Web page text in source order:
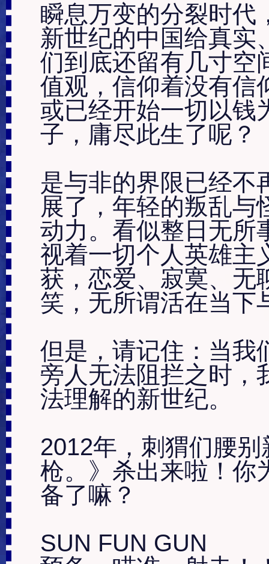
瞬息万变的分裂时代
新世纪的中国给真实
们到底还留有几寸空
值观，信仰着没有信
或已经开始一切以钱
子，庸尽此生了呢？
是与非的界限已经不
展了，年轻的叛乱与
动力。看似整日无所
视着一切个人英雄主
获，恋爱、寂寞、无
笑，无所谓活在当下
但是，请记住：当我
旁人无法阻拦之时，
法理解的新世纪。
2012年，刺猬们腰
枪。》杀出来啦！你
备了嘛？
SUN FUN GUN